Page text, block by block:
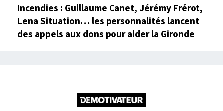
Incendies : Guillaume Canet, Jérémy Frérot,
Lena Situation… les personnalités lancent
des appels aux dons pour aider la Gironde